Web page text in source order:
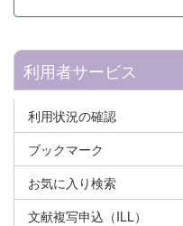
利用者サービス
利用状況の確認
ブックマーク
お気に入り検索
文献複写申込（ILL）